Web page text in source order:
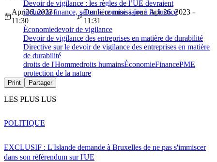
Devoir de vigilance : les règles de l’UE devraient
inclure la finance, selon le commissaire à la Justice
Apr 26, 2023 -
11:30
Dernière mise à jour: Apr 26, 2023 -
11:31
Économiedevoir de vigilance
Devoir de vigilance des entreprises en matière de durabilité
Directive sur le devoir de vigilance des entreprises en matière
de durabilité
droits de l'Hommedroits humainsÉconomieFinancePME
protection de la nature
Print Partager
LES PLUS LUS
EXCLUSIF : L'Islande demande à Bruxelles de ne pas s'immiscer
dans son référendum sur l'UE
POLITIQUE